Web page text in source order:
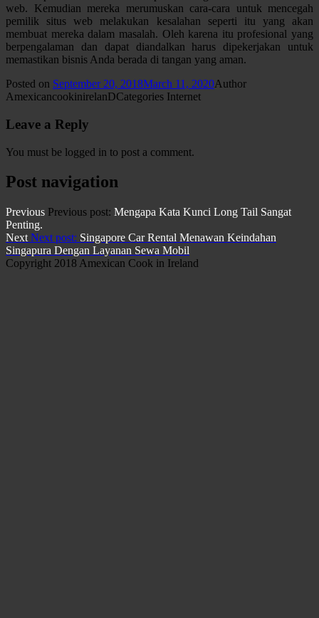
web. Kemudian mereka merumuskan cara-cara untuk mencegah
pemilik situs web melakukan kesalahan seperti itu yang akan
membuat mereka dalam masalah. Oleh karena itu profesional yang
berpengalaman dan dapat diandalkan harus dipekerjakan untuk
memastikan bisnis Anda berada di tangan yang aman.
Posted on September 20, 2018March 11, 2020Author
AmexicancookinirelanDCategories Internet
Leave a Reply
You must be logged in to post a comment.
Post navigation
Previous Previous post: Mengapa Kata Kunci Long Tail Sangat
Penting.
Next Next post: Singapore Car Rental Menawan Keindahan
Singapura Dengan Layanan Sewa Mobil
Copyright 2018 Amexican Cook in Ireland